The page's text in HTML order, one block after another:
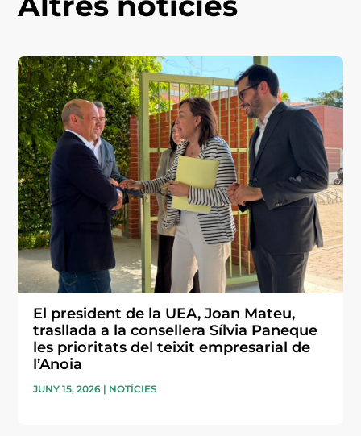
El president de la UEA, Joan Mateu,
trasllada a la consellera Sílvia Paneque
les prioritats del teixit empresarial de
l’Anoia
JUNY 15, 2026 | NOTÍCIES